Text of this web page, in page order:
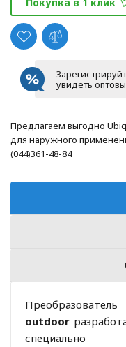
увидеть
Предлагаем выгодно
для наружного
(044)361-48-84
outdoor